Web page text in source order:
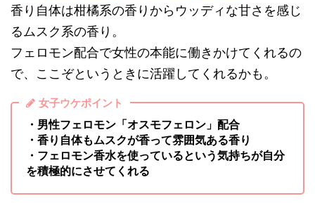
香り自体は柑橘系の香りからウッディな甘さを感じ
るムスク系の香り。
フェロモン配合で女性の本能に働きかけてくれるの
で、ここぞというときに活躍してくれるかも。
女子ウケポイント
・男性フェロモン「オスモフェロン」配合
・香り自体もムスクが香って雰囲気ある香り
・フェロモン香水を使っているという気持ちが自分
を積極的にさせてくれる